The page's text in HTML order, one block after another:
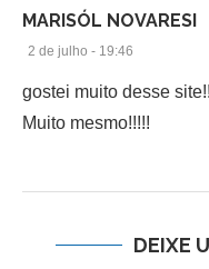
MARISÓL NOVARESI
2 de julho - 19:46
gostei muito desse
Muito mesmo!!!!!
DEIXE